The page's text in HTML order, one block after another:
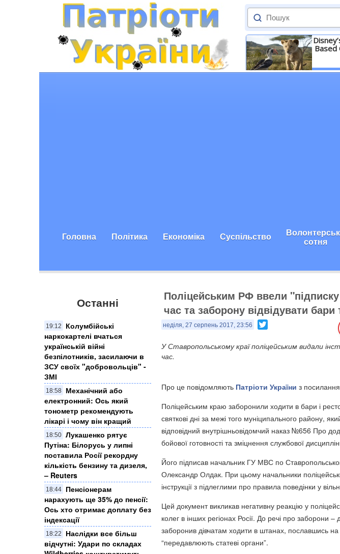
Based
Головна Політика Економіка Суспільство сотня
Останні
19:12
Колумбійські
наркокартелі вчаться
українській війні
безпілотників, засилаючи в
ЗСУ своїх "добровольців" -
ЗМІ
18:58
Механічний або
електронний: Ось який
тонометр рекомендують
лікарі і чому він кращий
18:50 Лукашенко рятує
Путіна: Білорусь у липні
поставила Росії рекордну
кількість бензину та дизеля,
– Reuters
18:44
Пенсіонерам
нарахують ще 35% до пенсії:
Ось хто отримає доплату без
індексації
18:22
Наслідки все більш
відчутні: Удари по складах
Поліцейським РФ ввели
час та заборону відвідувати бари
неділя, 27 серпень 2017, 23:56
У Ставропольському краї поліцейським видали
час.
Про це повідомляють Патріоти України з
Поліцейським краю заборонили ходити в бари і
святкові дні за межі того муніципального району,
відповідний внутрішньовідомчий наказ №656 Про
бойової готовності та зміцнення службової
Його підписав начальник ГУ МВС по
Олександр Олдак. При цьому начальники
інструкції з підлеглими про правила поведінки у
Цей документ викликав негативну реакцію у
колег в інших регіонах Росії. До речі про заборони
заборонив дівчатам ходити в штанах, пославшись на
“передавлюють статеві органи”.